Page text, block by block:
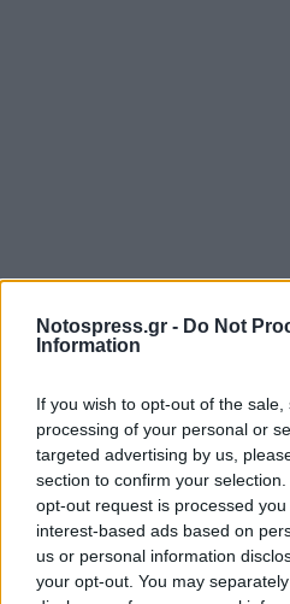
Notospress.gr - Do Not
Information
If you wish to opt-out of the
processing of your personal or
targeted advertising by us,
section to confirm your
opt-out request is processed
interest-based ads based on
us or personal information
your opt-out. You may
Σχετικά Άρθρα